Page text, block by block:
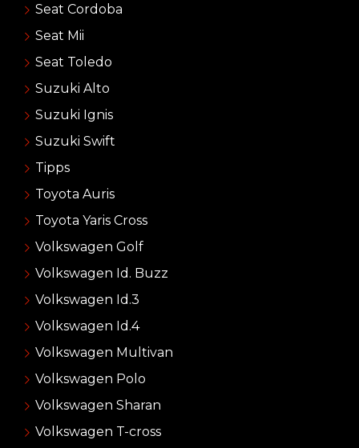
Seat Cordoba
Seat Mii
Seat Toledo
Suzuki Alto
Suzuki Ignis
Suzuki Swift
Tipps
Toyota Auris
Toyota Yaris Cross
Volkswagen Golf
Volkswagen Id. Buzz
Volkswagen Id.3
Volkswagen Id.4
Volkswagen Multivan
Volkswagen Polo
Volkswagen Sharan
Volkswagen T-cross